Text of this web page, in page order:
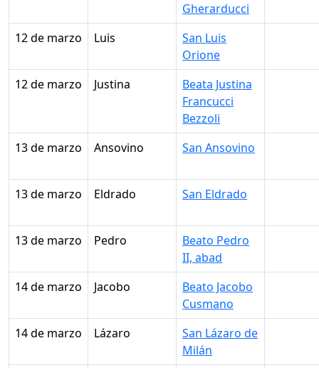
Gherarducci
12 de marzo
Luis
San Luis
Orione
12 de marzo
Justina
Beata Justina
Francucci
Bezzoli
13 de marzo
Ansovino San Ansovino
13 de marzo Eldrado San Eldrado
13 de marzo Pedro
Beato Pedro
II, abad
14 de marzo
Jacobo
Beato Jacobo
Cusmano
14 de marzo
Lázaro
San Lázaro de
Milán